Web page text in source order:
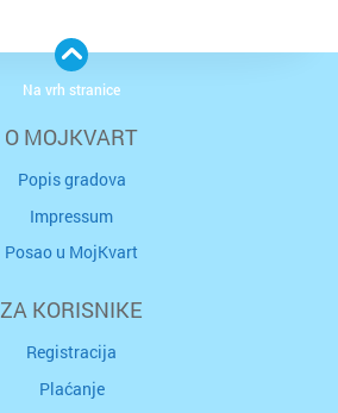
O MOJKVART
Popis gradova
Impressum
Posao u MojKvart
ZA KORISNIKE
Registracija
Plaćanje
Na vrh stranice